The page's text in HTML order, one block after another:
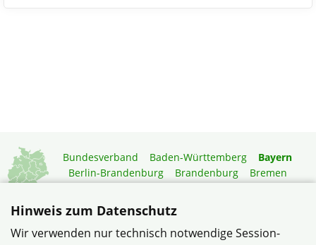
Bundesverband Baden-Württemberg
Bayern
Berlin-Brandenburg
Brandenburg
Bremen
Niedersachsen
Rheinland-Pfalz
Saarland
Sachsen-Anhalt
Schleswig-Holstein Thüringen
Hinweis zum Datenschutz
Wir verwenden nur technisch notwendige Session-